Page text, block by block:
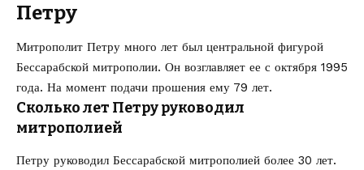
Петру
Митрополит Петру много лет был центральной фигурой
Бессарабской митрополии. Он возглавляет ее с октября 1995
года. На момент подачи прошения ему 79 лет.
Сколько лет Петру руководил
митрополией
Петру руководил Бессарабской митрополией более 30 лет.